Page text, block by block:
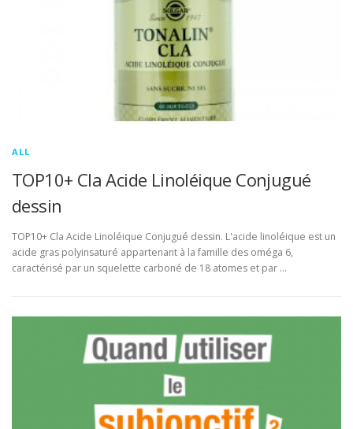
ALL
TOP10+ Cla Acide Linoléique Conjugué
dessin
TOP10+ Cla Acide Linoléique Conjugué dessin. L'acide linoléique est un
acide gras polyinsaturé appartenant à la famille des oméga 6,
caractérisé par un squelette carboné de 18 atomes et par …